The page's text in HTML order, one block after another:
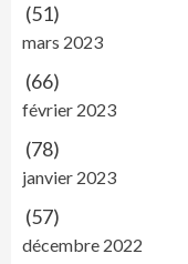
(51)
mars 2023
(66)
février 2023
(78)
janvier 2023
(57)
décembre 2022